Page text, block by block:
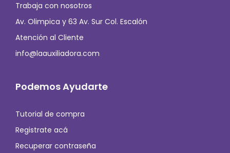
Trabaja con nosotros
Av. Olimpica y 63 Av. Sur Col. Escalón
Atención al Cliente
info@laauxiliadora.com
Podemos Ayudarte
Tutorial de compra
Registrate acá
Recuperar contraseña